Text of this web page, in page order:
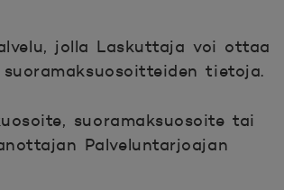
jolla Laskuttaja voi ottaa
tietoja.
suoramaksuosoite tai
Palveluntarjoajan